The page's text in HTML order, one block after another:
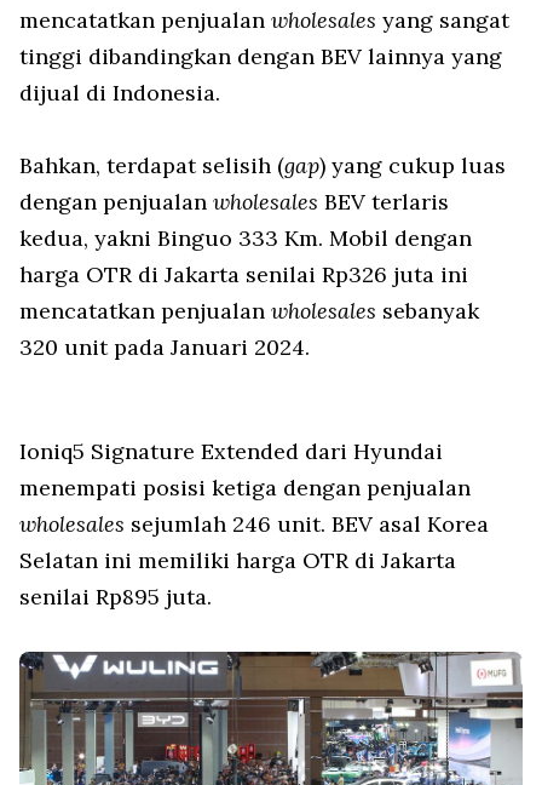
mencatatkan penjualan wholesales yang sangat
tinggi dibandingkan dengan BEV lainnya yang
dijual di Indonesia.
Bahkan, terdapat selisih (gap) yang cukup luas
dengan penjualan wholesales BEV terlaris
kedua, yakni Binguo 333 Km. Mobil dengan
harga OTR di Jakarta senilai Rp326 juta ini
mencatatkan penjualan wholesales sebanyak
320 unit pada Januari 2024.
Ioniq5 Signature Extended dari Hyundai
menempati posisi ketiga dengan penjualan
wholesales sejumlah 246 unit. BEV asal Korea
Selatan ini memiliki harga OTR di Jakarta
senilai Rp895 juta.